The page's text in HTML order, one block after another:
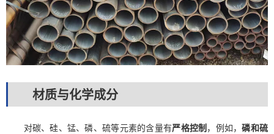
材质与化学成分
对碳、硅、锰、磷、硫等元素的含量有严格控制，例如，磷和硫